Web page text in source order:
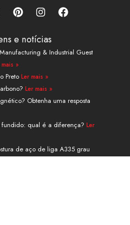
P
i
t
e
r
e
s
t
I
n
t
a
g
a
m
F
a
b
o
e notícias
& Industrial Guest
»
Preto Ler mais »
Ler mais »
Obtenha uma resposta
qual é a diferença? Ler
de aço de liga A335 grau